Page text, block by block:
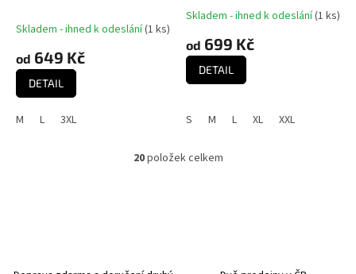
Skladem - ihned k odeslání(1 ks)
od 649 Kč
DETAIL
M L 3XL
Chiefs NFL Nike Name and
Průměrné
produktu
je
5,0
hvězdiček.
Skladem - ihned k odeslání(1 ks)
od 699 Kč
DETAIL
S M L XL XXL
O
20položek celkem